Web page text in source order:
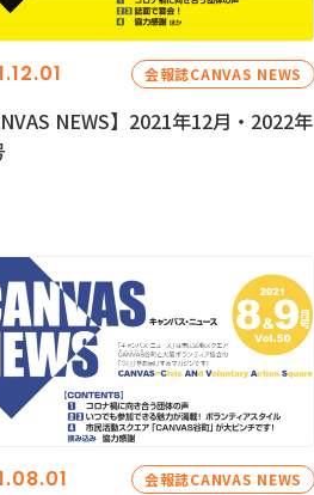
会報誌CANVAS NEWS
NEWS】2021年12月・2022年
会報誌CANVAS NEWS